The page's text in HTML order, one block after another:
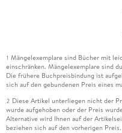
1 Mängelexemplare sind Bücher mit
einschränken. Mängelexemplare sind
Die frühere Buchpreisbindung ist
sich auf den gebundenen Preis eines
2 Diese Artikel unterliegen nicht der
wurde aufgehoben oder der Preis
Alternative wird Ihnen auf der
beziehen sich auf den vorherigen Preis.